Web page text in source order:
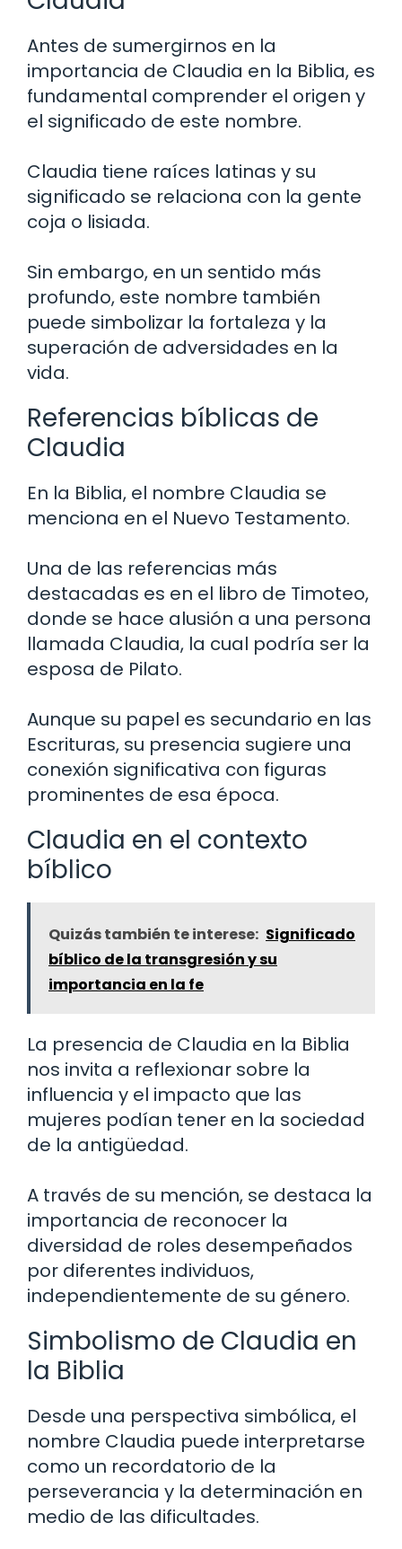
Antes de sumergirnos en la
importancia de Claudia en la Biblia, es
fundamental comprender el origen y
el significado de este nombre.
Claudia tiene raíces latinas y su
significado se relaciona con la gente
coja o lisiada.
Sin embargo, en un sentido más
profundo, este nombre también
puede simbolizar la fortaleza y la
superación de adversidades en la
vida.
Referencias bíblicas de
Claudia
En la Biblia, el nombre Claudia se
menciona en el Nuevo Testamento.
Una de las referencias más
destacadas es en el libro de Timoteo,
donde se hace alusión a una persona
llamada Claudia, la cual podría ser la
esposa de Pilato.
Aunque su papel es secundario en las
Escrituras, su presencia sugiere una
conexión significativa con figuras
prominentes de esa época.
Claudia en el contexto
bíblico
Quizás también te interese: Significado
bíblico de la transgresión y su
importancia en la fe
La presencia de Claudia en la Biblia
nos invita a reflexionar sobre la
influencia y el impacto que las
mujeres podían tener en la sociedad
de la antigüedad.
A través de su mención, se destaca la
importancia de reconocer la
diversidad de roles desempeñados
por diferentes individuos,
independientemente de su género.
Simbolismo de Claudia en
la Biblia
Desde una perspectiva simbólica, el
nombre Claudia puede interpretarse
como un recordatorio de la
perseverancia y la determinación en
medio de las dificultades.